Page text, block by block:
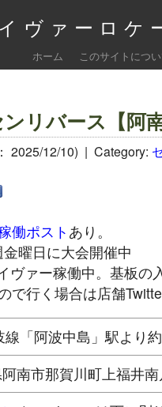
ヴァーロケ
ホーム このサイトにつ
ンリバース【阿
2025/12/10) | Category:
働ポスト あり。
曜日に大会開催中
ヴァー稼働中。基板の
で行く場合は店舗
線「阿波中島」駅より
南市那賀川町上福井